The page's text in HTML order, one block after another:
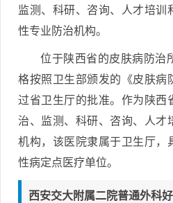
监测、科研、咨询、人才培训
性专业防治机构。
位于陕西省的皮肤病防治
格按照卫生部颁发的《皮肤病
过省卫生厅的批准。作为陕西
治、监测、科研、咨询、人才
机构，该医院隶属于卫生厅，
性病定点医疗单位。
西安交大附属二院普通外科